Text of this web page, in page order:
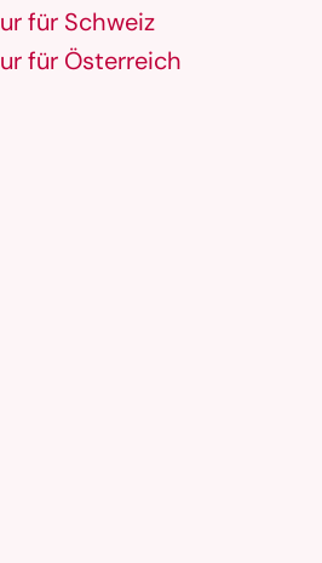
für Schweiz
für Österreich